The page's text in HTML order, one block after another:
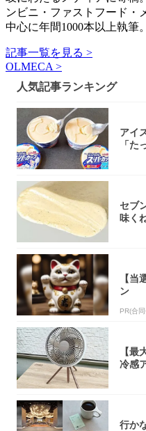
ンビニ・ファストフード・
中心に年間1000本以上執筆。
記事一覧を見る >
OLMECA >
人気記事ランキング
アイ
「た
セブ
味く
【当
ン
PR(合
【最
冷感
行か